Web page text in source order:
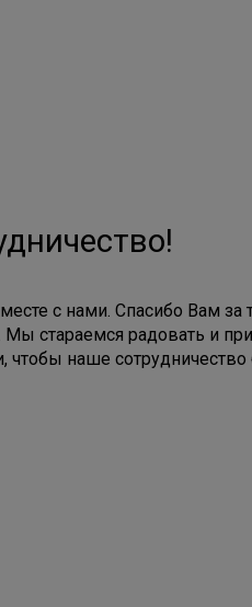
с нами. Спасибо Вам за
стараемся радовать и
наше